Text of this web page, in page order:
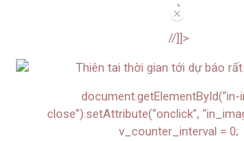
}
//]]>
//
document.getElementById(“in-
close”).setAttribute(“onclick”,
v_counter_interval = 0;